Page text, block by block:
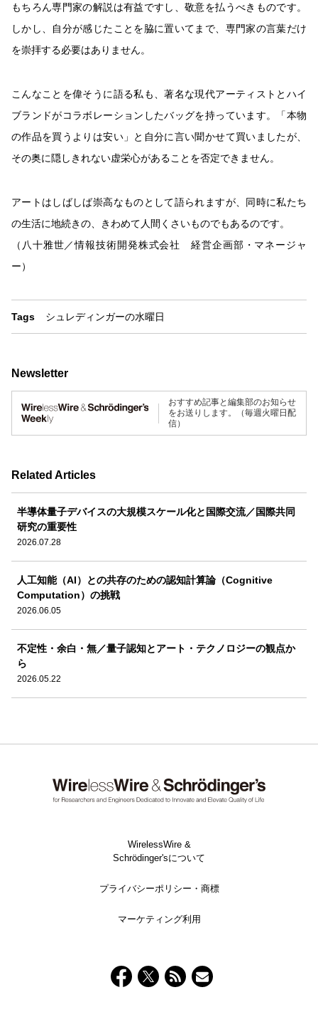
もちろん専門家の解説は有益ですし、敬意を払うべきものです。
しかし、自分が感じたことを脇に置いてまで、専門家の言葉だけ
を崇拝する必要はありません。
こんなことを偉そうに語る私も、著名な現代アーティストとハイ
ブランドがコラボレーションしたバッグを持っています。「本物
の作品を買うよりは安い」と自分に言い聞かせて買いましたが、
その奥に隠しきれない虚栄心があることを否定できません。
アートはしばしば崇高なものとして語られますが、同時に私たち
の生活に地続きの、きわめて人間くさいものでもあるのです。
（八十雅世／情報技術開発株式会社 経営企画部・マネージャ
ー）
Tags シュレディンガーの水曜日
Newsletter
おすすめ記事と編集部のお知らせ
をお送りします。（毎週火曜日配
信）
Related Articles
半導体量子デバイスの大規模スケール化と国際交流／国際共同
研究の重要性
2026.07.28
人工知能（AI）との共存のための認知計算論（Cognitive
Computation）の挑戦
2026.06.05
不定性・余白・無／量子認知とアート・テクノロジーの観点か
ら
2026.05.22
WirelessWire &
Schrödinger'sについて
プライバシーポリシー・商標
マーケティング利用